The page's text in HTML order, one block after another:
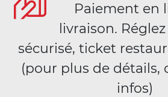
Paiement en
livraison.
sécurisé, ticket
(pour plus de détails,
infos)